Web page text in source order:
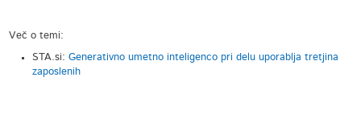
Več o temi:
STA.si:Generativno umetno inteligenco pri delu uporablja tretjina
zaposlenih